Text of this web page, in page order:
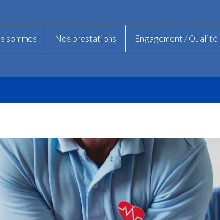
sommes Nos prestations Engagement / Qualité
sommes Nos prestations Engagement / Qualité